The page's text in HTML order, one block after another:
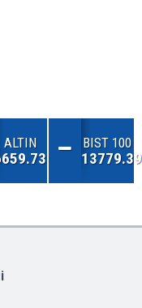
ALTIN BIST 100
13779.39